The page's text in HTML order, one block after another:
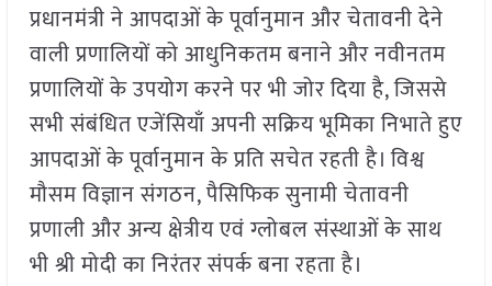
प्रधानमंत्री ने आपदाओं के पूर्वानुमान और चेतावनी देने
वाली प्रणालियों को आधुनिकतम बनाने और नवीनतम
प्रणालियों के उपयोग करने पर भी जोर दिया है, जिससे
सभी संबंधित एजेंसियाँ अपनी सक्रिय भूमिका निभाते हुए
आपदाओं के पूर्वानुमान के प्रति सचेत रहती है। विश्व
मौसम विज्ञान संगठन, पैसिफिक सुनामी चेतावनी
प्रणाली और अन्य क्षेत्रीय एवं ग्लोबल संस्थाओं के साथ
भी श्री मोदी का निरंतर संपर्क बना रहता है।